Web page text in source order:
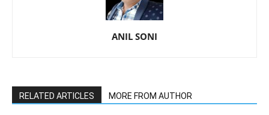
ANIL SONI
RELATED ARTICLES MORE FROM AUTHOR